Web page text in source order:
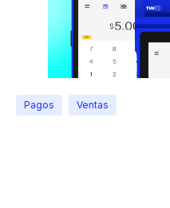
Pagos Ventas